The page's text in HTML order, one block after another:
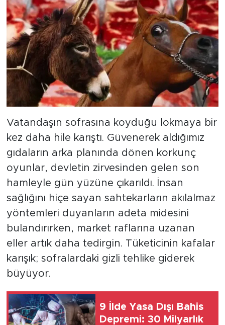
Vatandaşın sofrasına koyduğu lokmaya bir
kez daha hile karıştı. Güvenerek aldığımız
gıdaların arka planında dönen korkunç
oyunlar, devletin zirvesinden gelen son
hamleyle gün yüzüne çıkarıldı. İnsan
sağlığını hiçe sayan sahtekarların akılalmaz
yöntemleri duyanların adeta midesini
bulandırırken, market raflarına uzanan
eller artık daha tedirgin. Tüketicinin kafalar
karışık; sofralardaki gizli tehlike giderek
büyüyor.
9 İlde Yasa Dışı Bahis
Depremi: 30 Milyarlık
YAŞAM
TARİHTEN GÜNÜMÜZE
TARİH
KADIN
SAĞLIK
SİYASET
MEDYA KÖŞESİ
FOTO GALERİ
VİDEOLAR
SOSYAL MEDYA